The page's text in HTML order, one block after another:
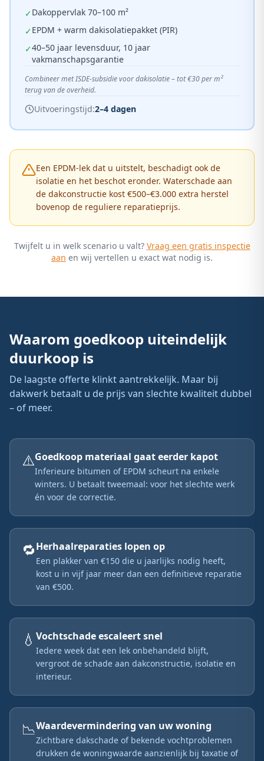
✓Dakoppervlak 70–100 m²
✓EPDM + warm dakisolatiepakket (PIR)
✓40–50 jaar levensduur, 10 jaar
vakmanschapsgarantie
Combineer met ISDE-subsidie voor dakisolatie – tot €30 per m²
terug van de overheid.
Uitvoeringstijd:2–4 dagen
Een EPDM-lek dat u uitstelt, beschadigt ook de
isolatie en het beschot eronder. Waterschade aan
de dakconstructie kost €500–€3.000 extra herstel
bovenop de reguliere reparatieprijs.
Twijfelt u in welk scenario u valt? Vraag een gratis inspectie
aan en wij vertellen u exact wat nodig is.
Waarom goedkoop uiteindelijk
duurkoop is
De laagste offerte klinkt aantrekkelijk. Maar bij
dakwerk betaalt u de prijs van slechte kwaliteit dubbel
– of meer.
⚠️Goedkoop materiaal gaat eerder kapot
Inferieure bitumen of EPDM scheurt na enkele
winters. U betaalt tweemaal: voor het slechte werk
én voor de correctie.
🔁Herhaalreparaties lopen op
Een plakker van €150 die u jaarlijks nodig heeft,
kost u in vijf jaar meer dan een definitieve reparatie
van €500.
💧 Vochtschade escaleert snel
Iedere week dat een lek onbehandeld blijft,
vergroot de schade aan dakconstructie, isolatie en
interieur.
📉Waardevermindering van uw woning
Zichtbare dakschade of bekende vochtproblemen
drukken de woningwaarde aanzienlijk bij taxatie of